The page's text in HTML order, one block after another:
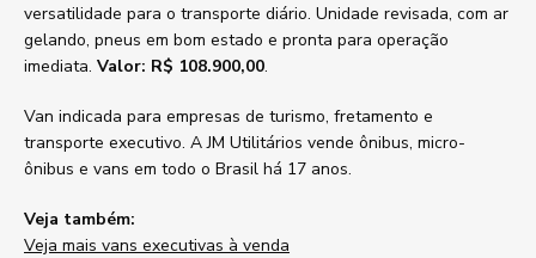
versatilidade para o transporte diário. Unidade revisada, com ar
gelando, pneus em bom estado e pronta para operação
imediata. Valor: R$ 108.900,00.
Van indicada para empresas de turismo, fretamento e
transporte executivo. A JM Utilitários vende ônibus, micro-
ônibus e vans em todo o Brasil há 17 anos.
Veja também:
Veja mais vans executivas à venda